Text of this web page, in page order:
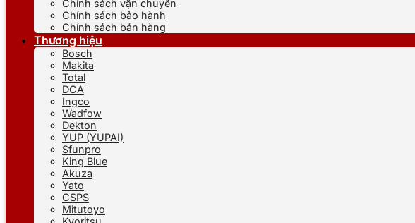
Chính sách vận chuyển
Chính sách bảo hành
Chính sách bán hàng
Thương hiệu
Bosch
Makita
Total
DCA
Ingco
Wadfow
Dekton
YUP (YUPAI)
Sfunpro
King Blue
Akuza
Yato
CSPS
Mitutoyo